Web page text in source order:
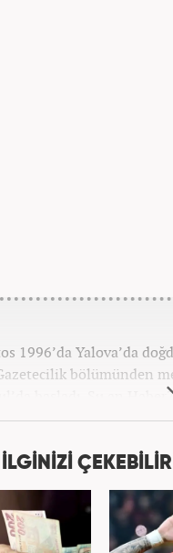
1996’da Yalova’da
bölümünden
başladı. Şu an
ÇEKEBİLİR